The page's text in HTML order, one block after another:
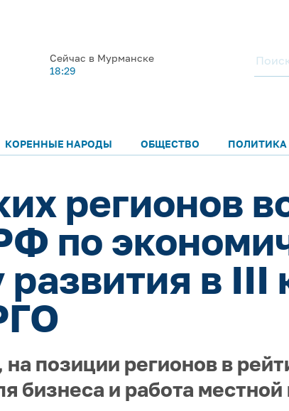
Сейчас в Мурманске
18:29
КОРЕННЫЕ НАРОДЫ ОБЩЕСТВО ПОЛИТИКА
регионов
по
в III
позиции регионов в
бизнеса и работа местной